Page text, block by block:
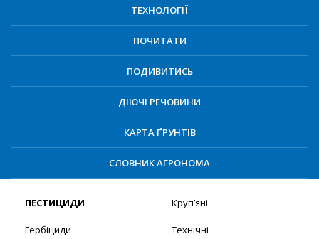
ТЕХНОЛОГІЇ
ПОЧИТАТИ
ПОДИВИТИСЬ
ДІЮЧІ РЕЧОВИНИ
КАРТА ҐРУНТІВ
СЛОВНИК АГРОНОМА
ПЕСТИЦИДИ
Гербіциди
Круп’яні
Технічні